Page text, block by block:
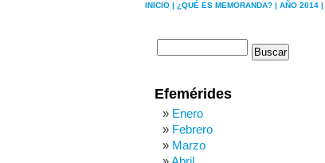
INICIO | ¿QUÉ ES MEMORANDA? | AÑO 2014 |
Efemérides
Enero
Febrero
Marzo